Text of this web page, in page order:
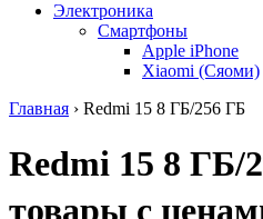
Электроника
Смартфоны
Apple iPhone
Xiaomi (Сяоми)
Главная › Redmi 15 8 ГБ/256 ГБ
Redmi 15 8
товары с